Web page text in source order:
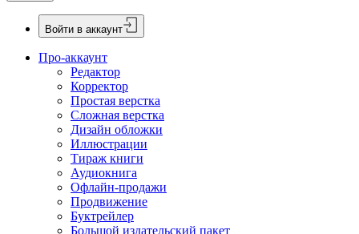
Войти в аккаунт
Про-аккаунт
Редактор
Корректор
Простая верстка
Сложная верстка
Дизайн обложки
Иллюстрации
Тираж книги
Аудиокнига
Офлайн-продажи
Продвижение
Буктрейлер
Большой издательский пакет